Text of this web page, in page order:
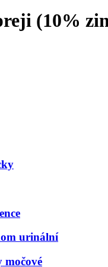
(10%
urinální
močové